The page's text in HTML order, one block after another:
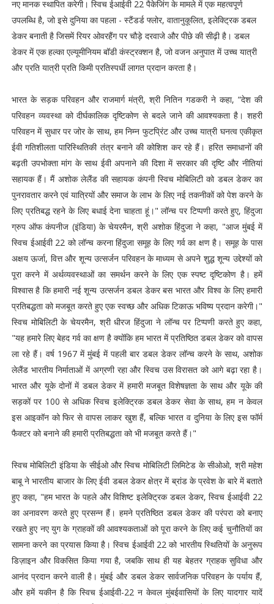
नए मानक स्थापित करेगी। स्विच ईआईवी 22 पैकेजिंग के मामले में एक महत्वपूर्ण
उपलब्धि है, जो इसे दुनिया का पहला - स्टैंडर्ड फ्लोर, वातानुकूलित, इलेक्ट्रिक डबल
डेकर बनाती है जिसमें रियर ओवरहैंग पर चौड़े दरवाजे और पीछे की सीढ़ी है। डबल
डेकर में एक हल्का एल्यूमीनियम बॉडी कंस्ट्रक्शन है, जो वजन अनुपात में उच्च यात्री
और प्रति यात्री प्रति किमी प्रतिस्पर्धी लागत प्रदान करता है।
भारत के सड़क परिवहन और राजमार्ग मंत्री, श्री नितिन गडकरी ने कहा, “देश की
परिवहन व्यवस्था को दीर्घकालिक दृष्टिकोण से बदले जाने की आवश्यकता है। शहरी
परिवहन में सुधार पर जोर के साथ, हम निम्न फुटप्रिंट और उच्च यात्री घनत्व एकीकृत
ईवी गतिशीलता पारिस्थितिकी तंत्र बनाने की कोशिश कर रहे हैं। हरित समाधानों की
बढ़ती उपभोक्ता मांग के साथ ईवी अपनाने की दिशा में सरकार की दृष्टि और नीतियां
सहायक हैं। मैं अशोक लेलैंड की सहायक कंपनी स्विच मोबिलिटी को डबल डेकर का
पुनरावतार करने एवं यात्रियों और समाज के लाभ के लिए नई तकनीकों को पेश करने के
लिए प्रतिबद्ध रहने के लिए बधाई देना चाहता हूं।" लॉन्च पर टिप्पणी करते हुए, हिंदुजा
ग्रुप ऑफ कंपनीज (इंडिया) के चेयरमैन, श्री अशोक हिंदुजा ने कहा, "आज मुंबई में
स्विच ईआईवी 22 को लॉन्च करना हिंदुजा समूह के लिए गर्व का क्षण है। समूह के पास
अक्षय ऊर्जा, वित्त और शून्य उत्सर्जन परिवहन के माध्यम से अपने शुद्ध शून्य उद्देश्यों को
पूरा करने में अर्थव्यवस्थाओं का समर्थन करने के लिए एक स्पष्ट दृष्टिकोण है। हमें
विश्वास है कि हमारी नई शून्य उत्सर्जन डबल डेकर बस भारत और विश्व के लिए हमारी
प्रतिबद्धता को मजबूत करते हुए एक स्वच्छ और अधिक टिकाऊ भविष्य प्रदान करेगी।"
स्विच मोबिलिटी के चेयरमैन, श्री धीरज हिंदुजा ने लॉन्च पर टिप्पणी करते हुए कहा,
"यह हमारे लिए बेहद गर्व का क्षण है क्योंकि हम भारत में प्रतिष्ठित डबल डेकर को वापस
ला रहे हैं। वर्ष 1967 में मुंबई में पहली बार डबल डेकर लॉन्च करने के साथ, अशोक
लेलैंड भारतीय निर्माताओं में अग्रणी रहा और स्विच उस विरासत को आगे बढ़ा रहा है।
भारत और यूके दोनों में डबल डेकर में हमारी मजबूत विशेषज्ञता के साथ और यूके की
सड़कों पर 100 से अधिक स्विच इलेक्ट्रिक डबल डेकर सेवा के साथ, हम न केवल
इस आइकॉन को फिर से वापस लाकर खुश हैं, बल्कि भारत व दुनिया के लिए इस फॉर्म
फैक्टर को बनाने की हमारी प्रतिबद्धता को भी मजबूत करते हैं।"
स्विच मोबिलिटी इंडिया के सीईओ और स्विच मोबिलिटी लिमिटेड के सीओओ, श्री महेश
बाबू ने भारतीय बाजार के लिए ईवी डबल डेकर क्षेत्र में ब्रांड के प्रवेश के बारे में बताते
हुए कहा, "हम भारत के पहले और विशिष्ट इलेक्ट्रिक डबल डेकर, स्विच ईआईवी 22
का अनावरण करते हुए प्रसन्न हैं। हमने प्रतिष्ठित डबल डेकर की परंपरा को बनाए
रखते हुए नए युग के ग्राहकों की आवश्यकताओं को पूरा करने के लिए कई चुनौतियों का
सामना करने का प्रयास किया है। स्विच ईआईवी 22 को भारतीय स्थितियों के अनुरूप
डिज़ाइन और विकसित किया गया है, जबकि साथ ही यह बेहतर ग्राहक सुविधा और
आनंद प्रदान करने वाली है। मुंबई और डबल डेकर सार्वजनिक परिवहन के पर्याय हैं,
और हमें यकीन है कि स्विच ईआईवी-22 न केवल मुंबईवासियों के लिए यादगार यादें